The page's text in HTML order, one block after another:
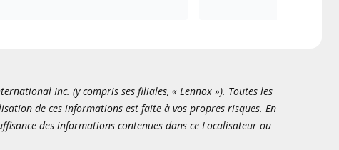
Inc. (y compris ses filiales, « Lennox »). Toutes les
de ces informations est faite à vos propres risques. En
des informations contenues dans ce Localisateur ou